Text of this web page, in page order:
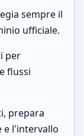
sempre il
ufficiale.
per
flussi
prepara
e l'intervallo